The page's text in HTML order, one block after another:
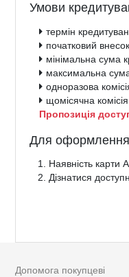
Умови
термін
початковий
мінімальна сума
максимальна сума
одноразова
щомісячна
Пропозиція
Для оформлення
Наявність карти
Дізнатися
Допомога покупцеві